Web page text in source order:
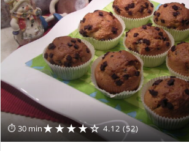
⏱ 30 min★★★★☆ 4.12 (52)